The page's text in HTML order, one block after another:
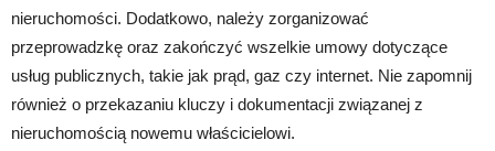
nieruchomości. Dodatkowo, należy zorganizować
przeprowadzkę oraz zakończyć wszelkie umowy dotyczące
usług publicznych, takie jak prąd, gaz czy internet. Nie zapomnij
również o przekazaniu kluczy i dokumentacji związanej z
nieruchomością nowemu właścicielowi.